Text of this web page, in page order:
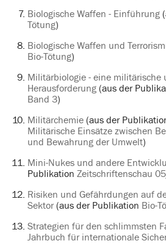
Biologische Waffen - Einführung
Tötung)
Biologische Waffen und
Bio-Tötung)
Militärbiologie - eine
Herausforderung(aus der
Band 3)
Militärchemie(aus der
Militärische Einsätze zwischen
und Bewahrung der Umwelt)
Mini-Nukes und andere
Publikation Zeitschriftenschau
Risiken und Gefährdungen auf
Sektor(aus der Publikation Bio-
Strategien für den schlimmsten
Jahrbuch für internationale